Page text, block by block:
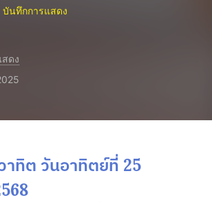
บันทึกการแสดง
ดง
าทิต วันอาทิตย์ที่ 25